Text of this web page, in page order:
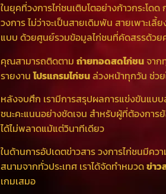
ในยุคที่วงการไก่ชนเติบโตอย่างก้าวกระโ
วงการ ไม่ว่าจะเป็นสายเดิมพัน สายเพาะเ
แบบ ด้วยศูนย์รวมข้อมูลไก่ชนที่คัดสรรด้ว
คุณสามารถติดตาม ถ่ายทอดสดไก่ชนจาก
รายงานโปรแกรมไก่ชนล่วงหน้าทุกวัน ช่ว
หลังจบศึก เรามีการสรุปผลการแข่งขันแบ
ชนะคะแนนอย่างชัดเจน สำหรับผู้ที่ต้องการ
ได้ไม่พลาดแม้แต่วินาทีเดียว
ในด้านการอัปเดตข่าวสาร วงการไก่ชนมีค
สนามจากทั่วประเทศ เราได้จัดทำหมวดข่าว
เกมเสมอ